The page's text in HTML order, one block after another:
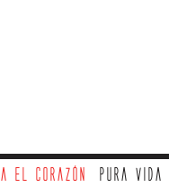
el corazón Pura vida